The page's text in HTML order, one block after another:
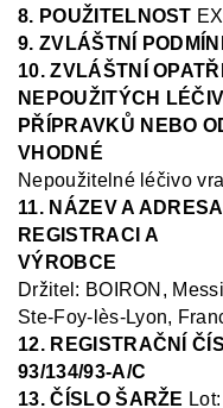
8. POUŽITELNOST
9. ZVLÁŠTNÍ
10. ZVLÁŠTNÍ
NEPOUŽITÝCH
PŘÍPRAVKŮ NEBO
VHODNÉ
Nepoužitelné léčivo
11. NÁZEV A
REGISTRACI A
VÝROBCE
Držitel : BOIRON,
Ste-Foy- lès-Lyon,
12. REGISTRAČNÍ
93/134/93-A/C
13. ČÍSLO ŠARŽE Lot: